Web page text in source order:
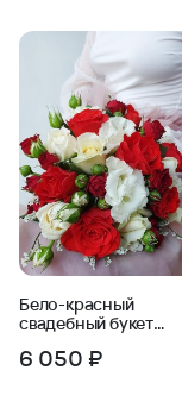
Бело-красный
свадебный букет
эустомы
6 050 ₽